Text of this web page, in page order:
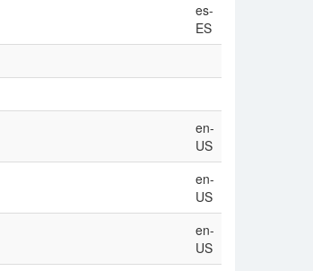
es-
ES
en-
US
en-
US
en-
US